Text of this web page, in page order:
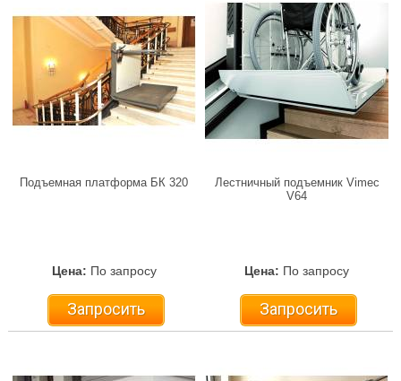
Подъемная платформа БК 320
Цена: По запросу
Запросить
Лестничный подъемник Vimec
V64
Цена: По запросу
Запросить